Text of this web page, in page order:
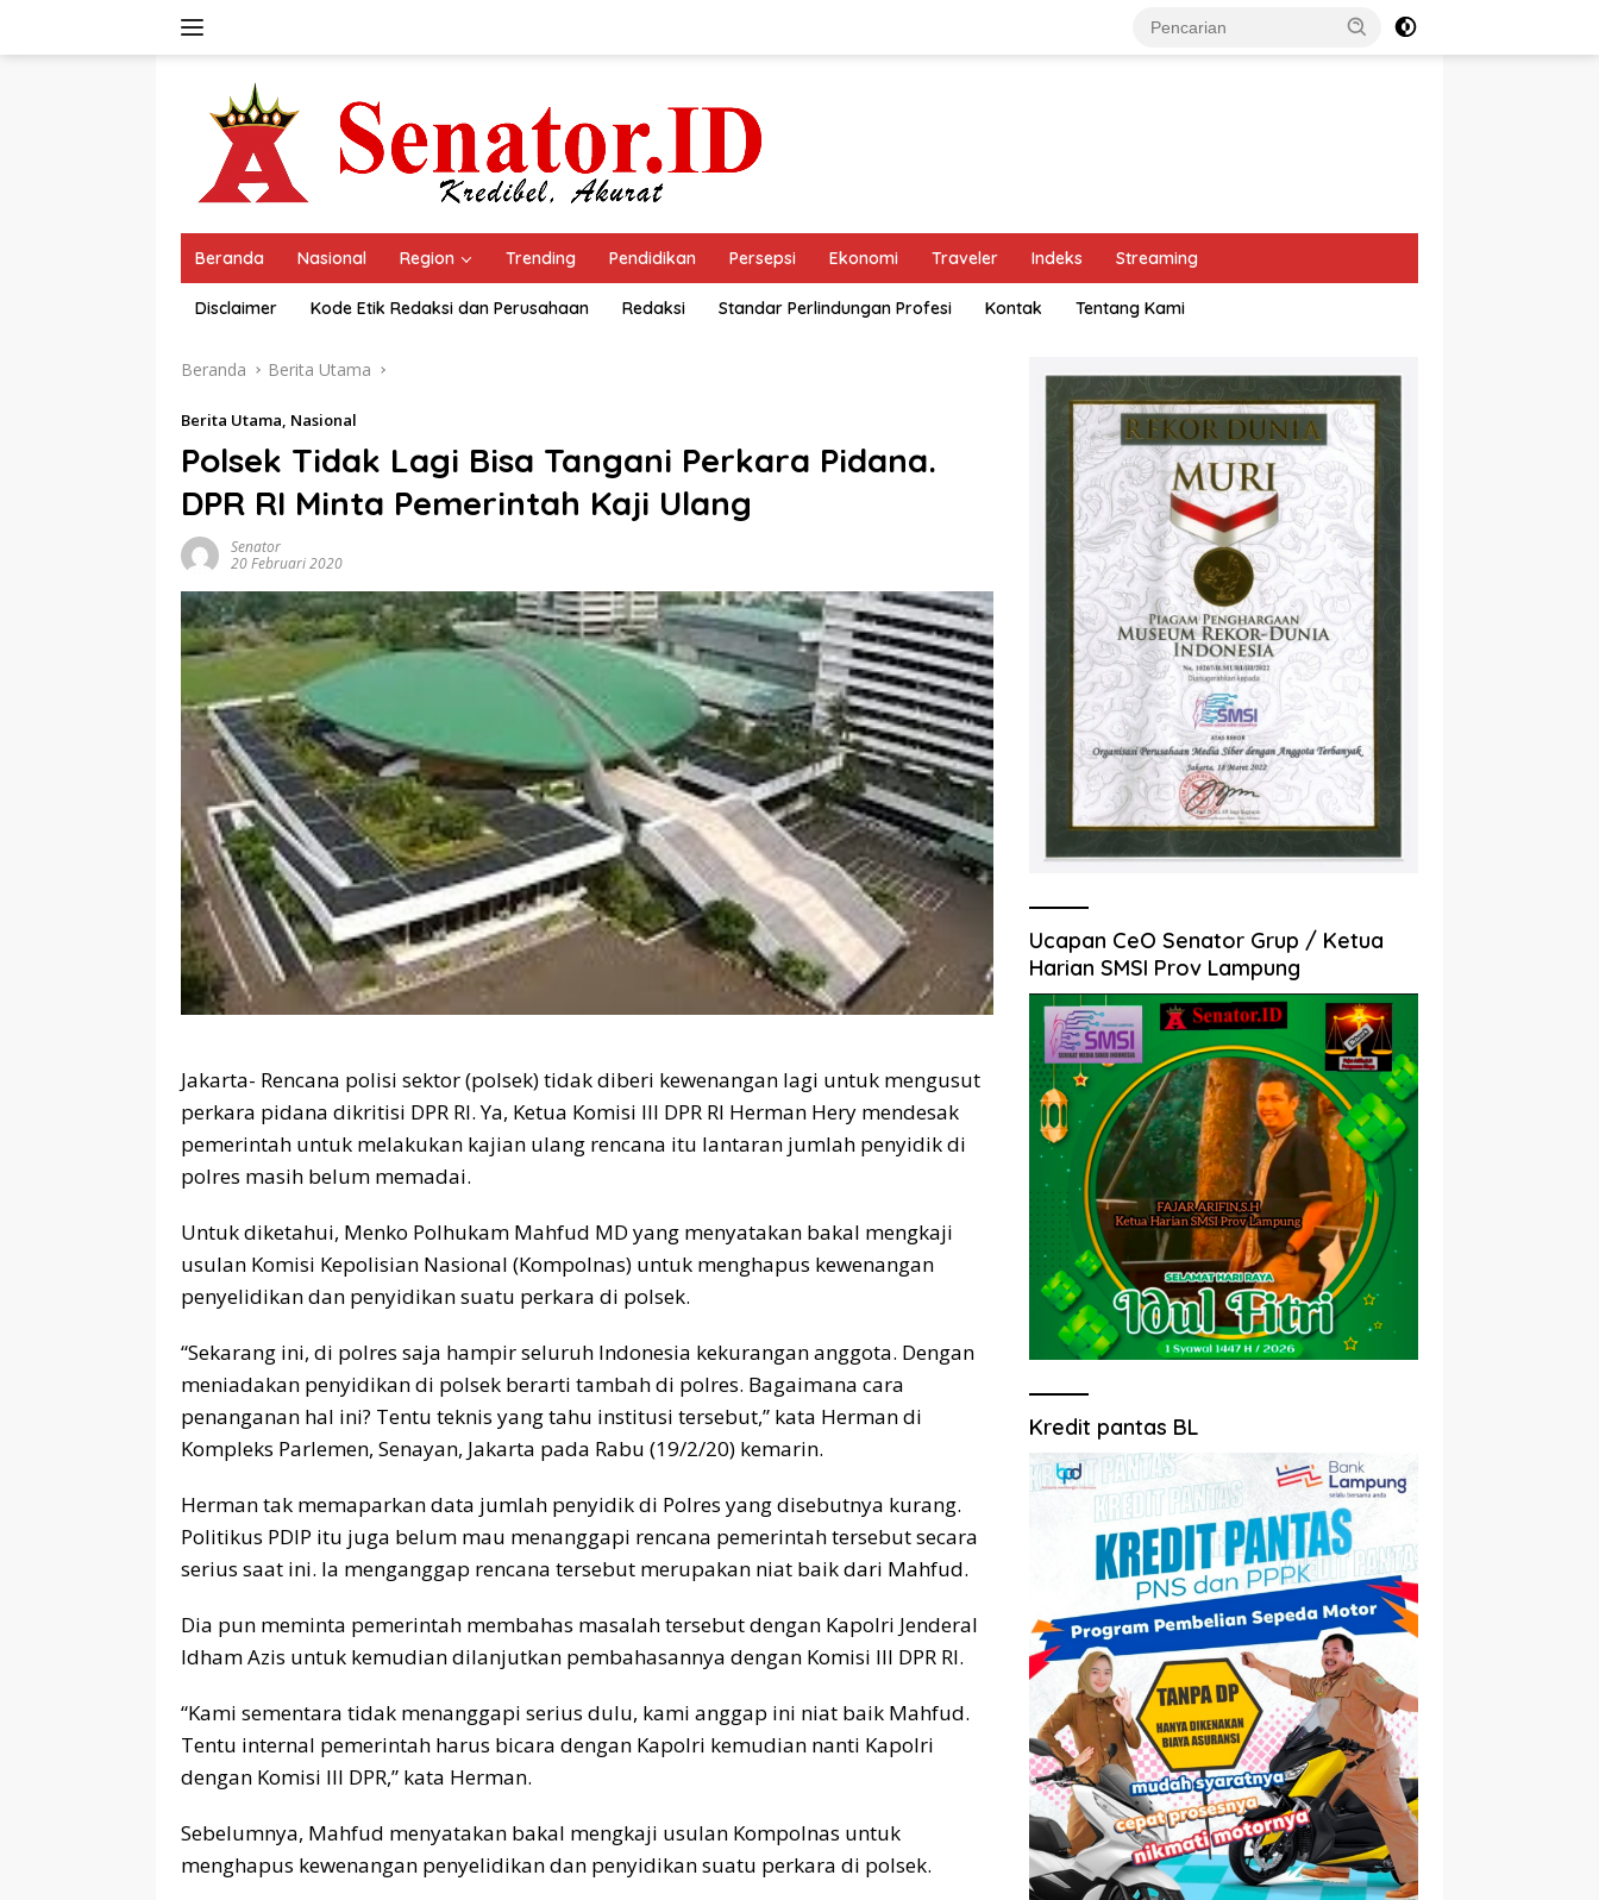
Beranda Nasional Region Trending Pendidikan Persepsi Ekonomi Traveler Indeks Streaming
Disclaimer Kode Etik Redaksi dan Perusahaan Redaksi Standar Perlindungan Profesi Kontak Tentang Kami
Beranda Berita Utama
Berita Utama, Nasional
Polsek Tidak Lagi Bisa Tangani Perkara Pidana.
DPR RI Minta Pemerintah Kaji Ulang
Senator
20 Februari 2020
Jakarta- Rencana polisi sektor (polsek) tidak diberi kewenangan lagi untuk mengusut
perkara pidana dikritisi DPR RI. Ya, Ketua Komisi III DPR RI Herman Hery mendesak
pemerintah untuk melakukan kajian ulang rencana itu lantaran jumlah penyidik di
polres masih belum memadai.
Untuk diketahui, Menko Polhukam Mahfud MD yang menyatakan bakal mengkaji
usulan Komisi Kepolisian Nasional (Kompolnas) untuk menghapus kewenangan
penyelidikan dan penyidikan suatu perkara di polsek.
“Sekarang ini, di polres saja hampir seluruh Indonesia kekurangan anggota. Dengan
meniadakan penyidikan di polsek berarti tambah di polres. Bagaimana cara
penanganan hal ini? Tentu teknis yang tahu institusi tersebut,” kata Herman di
Kompleks Parlemen, Senayan, Jakarta pada Rabu (19/2/20) kemarin.
Herman tak memaparkan data jumlah penyidik di Polres yang disebutnya kurang.
Politikus PDIP itu juga belum mau menanggapi rencana pemerintah tersebut secara
serius saat ini. Ia menganggap rencana tersebut merupakan niat baik dari Mahfud.
Dia pun meminta pemerintah membahas masalah tersebut dengan Kapolri Jenderal
Idham Azis untuk kemudian dilanjutkan pembahasannya dengan Komisi III DPR RI.
“Kami sementara tidak menanggapi serius dulu, kami anggap ini niat baik Mahfud.
Tentu internal pemerintah harus bicara dengan Kapolri kemudian nanti Kapolri
dengan Komisi III DPR,” kata Herman.
Sebelumnya, Mahfud menyatakan bakal mengkaji usulan Kompolnas untuk
menghapus kewenangan penyelidikan dan penyidikan suatu perkara di polsek.
Ucapan CeO Senator Grup / Ketua
Harian SMSI Prov Lampung
Kredit pantas BL